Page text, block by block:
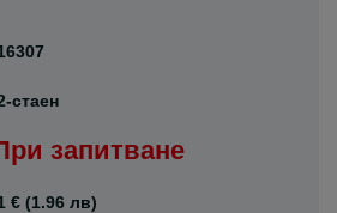
стаен
запитване
€ (1.96 лв)